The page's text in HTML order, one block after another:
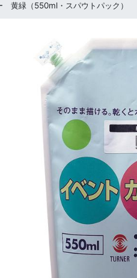
黄緑（550ml・スパウトパック）